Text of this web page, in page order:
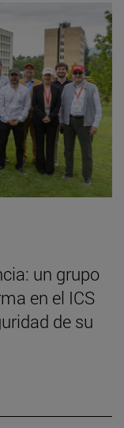
un grupo
en el ICS
de su